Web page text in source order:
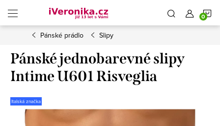
obsah
Pánské prádlo Slipy
Pánské jednobarevné slipy
Intime U601 Risveglia
Italská značka